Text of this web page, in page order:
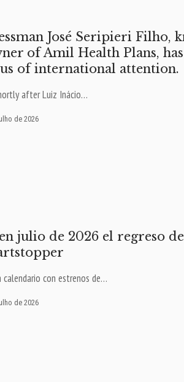
José Seripieri Filho,
of Amil Health Plans,
of international attention.
after Luiz Inácio…
de 2026
julio de 2026 el regreso
con estrenos de…
de 2026